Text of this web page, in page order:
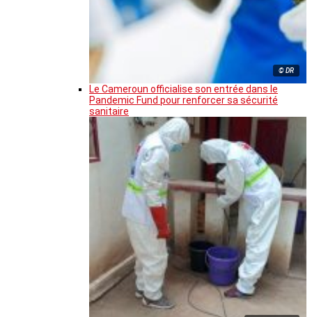
© DR
Le Cameroun officialise son entrée dans le
Pandemic Fund pour renforcer sa sécurité
sanitaire